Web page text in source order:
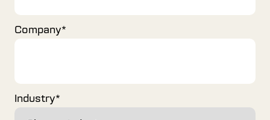
Company*
Industry*